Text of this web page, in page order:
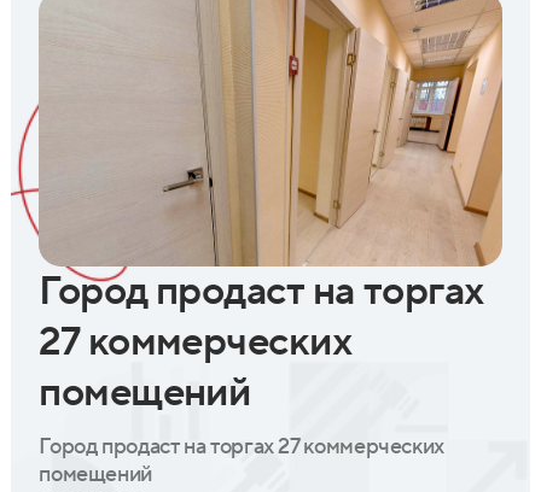
Город продаст на торгах
27 коммерческих
помещений
Город продаст на торгах 27 коммерческих
помещений